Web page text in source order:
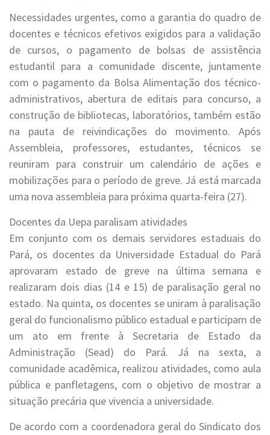
Necessidades urgentes, como a garantia do quadro de
docentes e técnicos efetivos exigidos para a validação
de cursos, o pagamento de bolsas de assistência
estudantil para a comunidade discente, juntamente
com o pagamento da Bolsa Alimentação dos técnico-
administrativos, abertura de editais para concurso, a
construção de bibliotecas, laboratórios, também estão
na pauta de reivindicações do movimento. Após
Assembleia, professores, estudantes, técnicos se
reuniram para construir um calendário de ações e
mobilizações para o período de greve. Já está marcada
uma nova assembleia para próxima quarta-feira (27).
Docentes da Uepa paralisam atividades
Em conjunto com os demais servidores estaduais do
Pará, os docentes da Universidade Estadual do Pará
aprovaram estado de greve na última semana e
realizaram dois dias (14 e 15) de paralisação geral no
estado. Na quinta, os docentes se uniram à paralisação
geral do funcionalismo público estadual e participam de
um ato em frente à Secretaria de Estado da
Administração (Sead) do Pará. Já na sexta, a
comunidade acadêmica, realizou atividades, como aula
pública e panfletagens, com o objetivo de mostrar a
situação precária que vivencia a universidade.
De acordo com a coordenadora geral do Sindicato dos